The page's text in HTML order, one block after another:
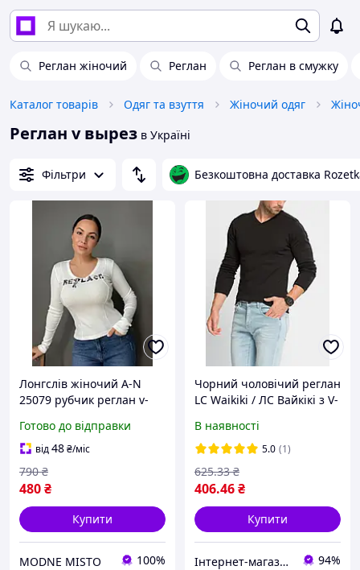
Реглан жіночий Реглан Реглан в смужку
Каталог товарів Одяг та взуття Жіночий одяг
Реглан v вырез в Україні
Фільтри Безкоштовна доставка
Лонгслів жіночий A-N
25079 рубчик реглан v-
корсетні шви one size,
білий, one size
Готово до відправки
від48₴/міс
480₴
790 ₴
Купити
MODNE MISTO 100%
Чорний чоловічий реглан
LC Waikiki / ЛС Вайкікі з V-
В наявності
5.0 (1)
406.46₴
625.33 ₴
Купити
Інтернет-магазин "Із Туреччини з любов'ю" 94%